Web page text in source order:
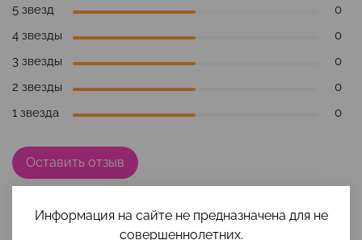
5 звезд
0
4 звезды
0
3 звезды
0
2 звезды
0
1 звезда
0
Оставить отзыв
Информация на сайте не предназначена для не
совершеннолетних.